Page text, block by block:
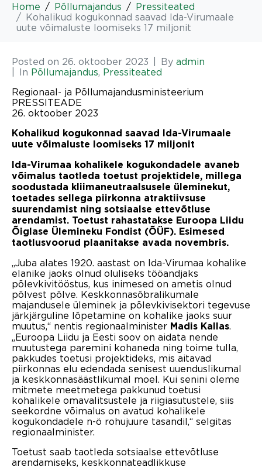
Home Põllumajandus
Pressiteated
Kohalikud kogukonnad saavad Ida-Virumaale
uute võimaluste loomiseks 17 miljonit
Posted on 26. oktoober 2023 By admin
In Põllumajandus, Pressiteated
Regionaal- ja Põllumajandusministeerium
PRESSITEADE
26. oktoober 2023
Kohalikud kogukonnad saavad Ida-Virumaale
uute võimaluste loomiseks 17 miljonit
Ida-Virumaa kohalikele kogukondadele avaneb
võimalus taotleda toetust projektidele, millega
soodustada kliimaneutraalsusele üleminekut,
toetades sellega piirkonna atraktiivsuse
suurendamist ning sotsiaalse ettevõtluse
arendamist. Toetust rahastatakse Euroopa Liidu
Õiglase Ülemineku Fondist (ÕÜF). Esimesed
taotlusvoorud plaanitakse avada novembris.
„Juba alates 1920. aastast on Ida-Virumaa kohalike
elanike jaoks olnud oluliseks tööandjaks
põlevkivitööstus, kus inimesed on ametis olnud
põlvest põlve. Keskkonnasõbralikumale
majandusele üleminek ja põlevkivisektori tegevuse
järkjärguline lõpetamine on kohalike jaoks suur
muutus,“ nentis regionaalminister Madis Kallas.
„Euroopa Liidu ja Eesti soov on aidata nende
muutustega paremini kohaneda ning toime tulla,
pakkudes toetusi projektideks, mis aitavad
piirkonnas elu edendada senisest uuenduslikumal
ja keskkonnasäästlikumal moel. Kui senini oleme
mitmete meetmetega pakkunud toetusi
kohalikele omavalitsustele ja riigiasutustele, siis
seekordne võimalus on avatud kohalikele
kogukondadele n-ö rohujuure tasandil,“ selgitas
regionaalminister.
Toetust saab taotleda sotsiaalse ettevõtluse
arendamiseks, keskkonnateadlikkuse